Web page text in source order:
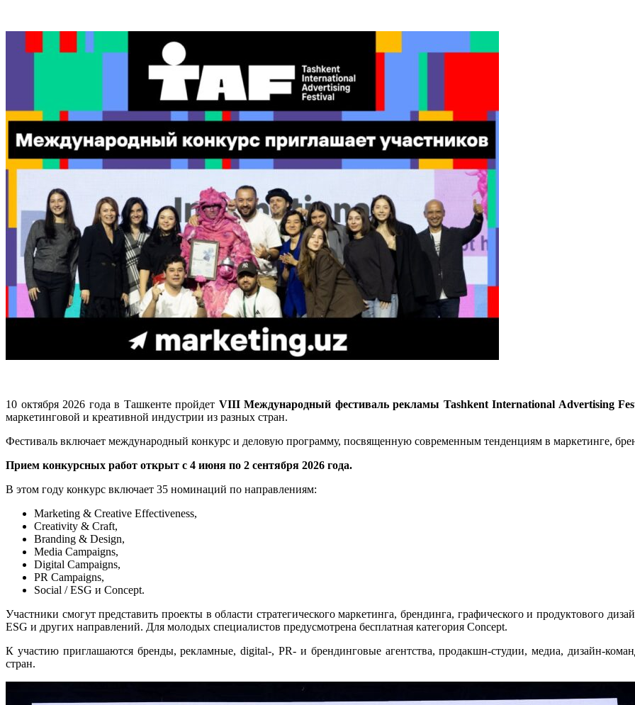
10 октября 2026 года в Ташкенте пройдет VIII Международный фестиваль рекламы Tashkent International Advertising
маркетинговой и креативной индустрии из разных стран.
Фестиваль включает международный конкурс и деловую программу, посвященную современным тенденциям в маркетинге,
Прием конкурсных работ открыт с 4 июня по 2 сентября 2026 года.
В этом году конкурс включает 35 номинаций по направлениям:
Marketing & Creative Effectiveness,
Creativity & Craft,
Branding & Design,
Media Campaigns,
Digital Campaigns,
PR Campaigns,
Social / ESG и Concept.
Участники смогут представить проекты в области стратегического маркетинга, брендинга, графического и продуктового
ESG и других направлений. Для молодых специалистов предусмотрена бесплатная категория Concept.
К участию приглашаются бренды, рекламные, digital-, PR- и брендинговые агентства, продакшн-студии, медиа, дизайн-
стран.